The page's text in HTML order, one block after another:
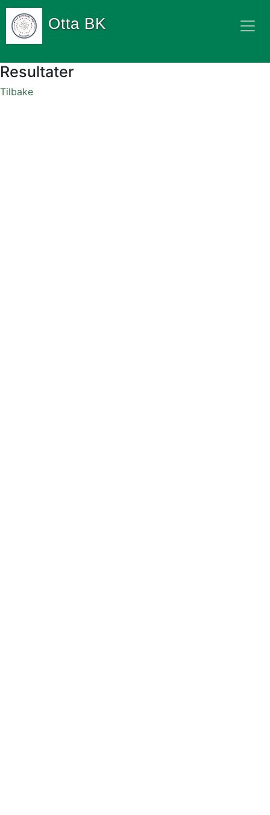
Otta BK
Resultater
Tilbake